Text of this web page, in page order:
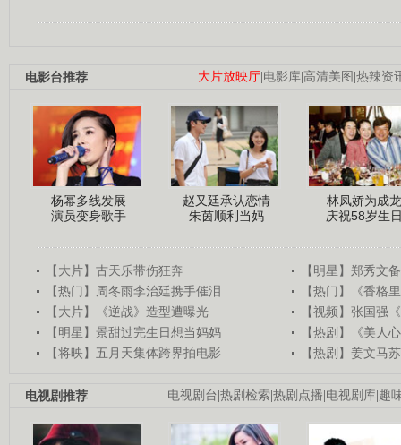
大片放映厅|电影库|高清美图 |热辣资
电影台推荐
杨幂多线发展
演员变身歌手
赵又廷承认恋情
朱茵顺利当妈
林凤娇为成龙
庆祝58岁生
【大片】古天乐带伤狂奔
【明星】郑秀文
【热门】周冬雨李治廷携手催泪
【热门】《香格
【大片】《逆战》造型遭曝光
【视频】张国强
【明星】景甜过完生日想当妈妈
【热剧】《美人
【将映】五月天集体跨界拍电影
【热剧】姜文马
电视剧台|热剧检索|热剧点播|电视剧库|趣
电视剧推荐